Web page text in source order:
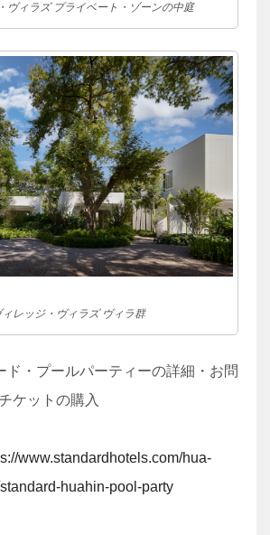
ヴィラズ プライベート・ゾーンの中庭
ィレッジ・ヴィラズ ヴィラ群
ド・プールパーティーの詳細・お問
ケットの購入
www.standardhotels.com/hua-
huahin-pool-party